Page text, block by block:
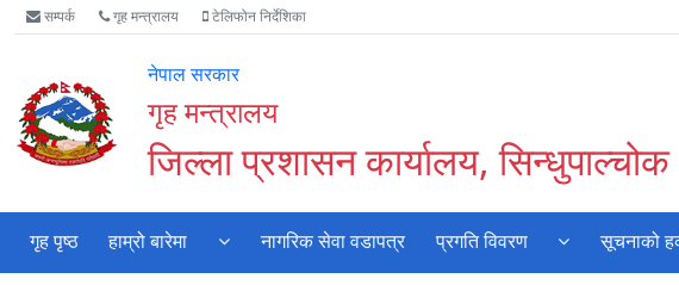
Accessibility
Mode
गर्नुहोस्
मुख्य
सामाग्री
मुख्य
नेभिगेसन
वेबसाइट
खोजमा
सम्पर्क गृह मन्त्रालय टेलिफोन निर्देशिका
नेपाल सरकार
गृह मन्त्रालय
जिल्ला प्रशासन कार्यालय, सिन्धुपाल्चोक
गृह पृष्ठ हाम्रो बारेमा नागरिक सेवा वडापत्र प्रगति विवरण सूचनाको